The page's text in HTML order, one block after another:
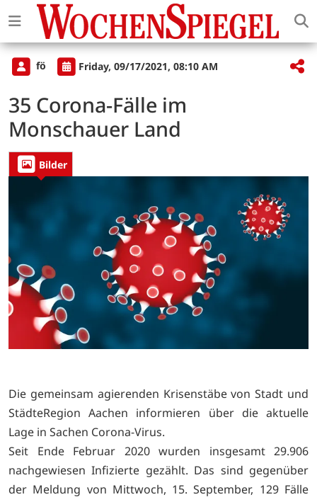
fö Friday, 09/17/2021, 08:10 AM
35 Corona-Fälle im
Monschauer Land
Bilder
Die gemeinsam agierenden Krisenstäbe von Stadt und
StädteRegion Aachen informieren über die aktuelle
Lage in Sachen Corona-Virus.
Seit Ende Februar 2020 wurden insgesamt 29.906
nachgewiesen Infizierte gezählt. Das sind gegenüber
der Meldung von Mittwoch, 15. September, 129 Fälle